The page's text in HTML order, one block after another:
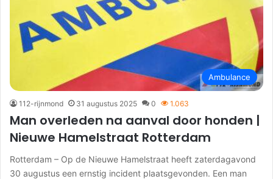
Ambulance
112-rijnmond 31 augustus 2025 0 1.063
Man overleden na aanval door honden |
Nieuwe Hamelstraat Rotterdam
Rotterdam – Op de Nieuwe Hamelstraat heeft zaterdagavond
30 augustus een ernstig incident plaatsgevonden. Een man